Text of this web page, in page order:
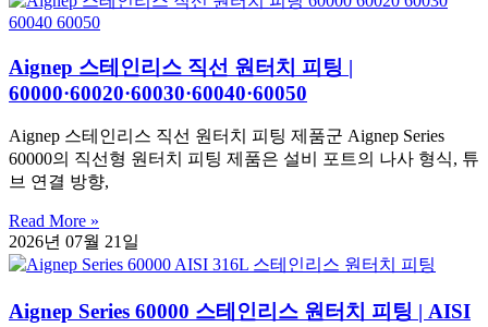
Aignep 스테인리스 직선 원터치 피팅 |
60000·60020·60030·60040·60050
Aignep 스테인리스 직선 원터치 피팅 제품군 Aignep Series
60000의 직선형 원터치 피팅 제품은 설비 포트의 나사 형식, 튜
브 연결 방향,
Read More »
2026년 07월 21일
Aignep Series 60000 스테인리스 원터치 피팅 | AISI